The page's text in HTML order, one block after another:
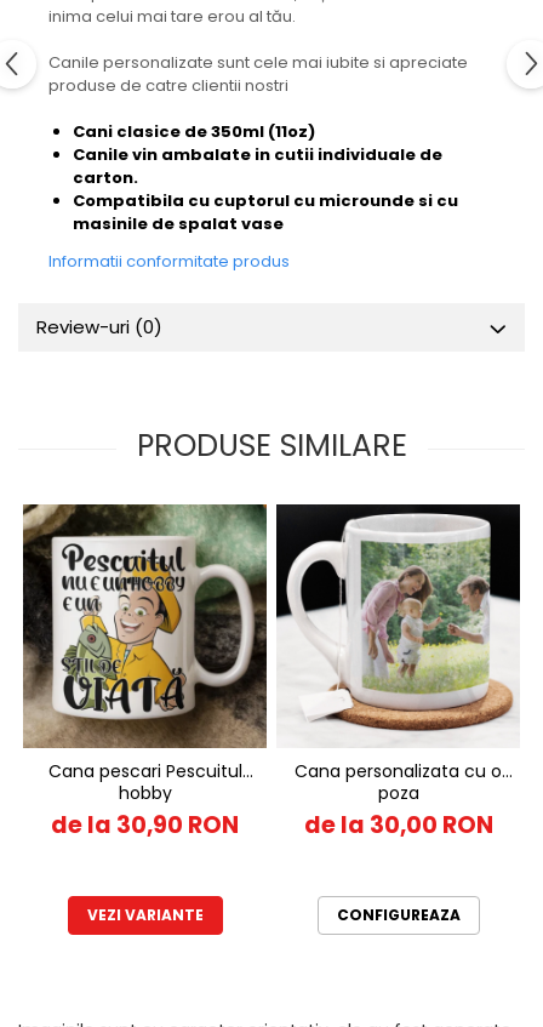
inima celui mai tare erou al tău.
Canile personalizate sunt cele mai iubite si apreciate
produse de catre clientii nostri
Cani clasice de 350ml (11oz)
Canile vin ambalate in cutii individuale de
carton.
Compatibila cu cuptorul cu microunde si cu
masinile de spalat vase
Informatii conformitate produs
Review-uri (0)
PRODUSE SIMILARE
Cana pescari Pescuitul
hobby
de la 30,90 RON
VEZI VARIANTE
Cana personalizata cu o
poza
de la 30,00 RON
CONFIGUREAZA